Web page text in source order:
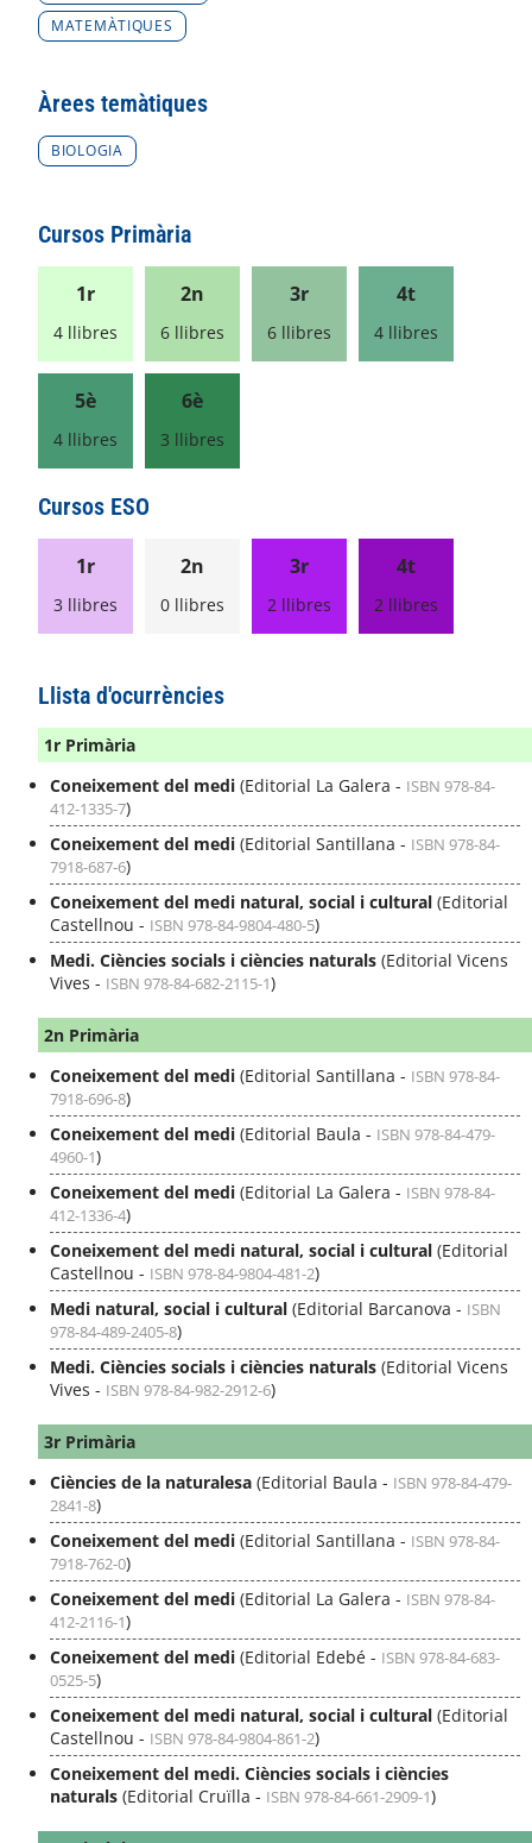
MATEMÀTIQUES
Àrees temàtiques
BIOLOGIA
Cursos Primària
1r
4 llibres
2n
6 llibres
3r
6 llibres
4t
4 llibres
5è
4 llibres
6è
3 llibres
Cursos ESO
1r
3 llibres
2n
0 llibres
3r
2 llibres
4t
2 llibres
Llista d'ocurrències
1r Primària
Coneixement del medi (Editorial La Galera - ISBN 978-84-
412-1335-7)
Coneixement del medi (Editorial Santillana - ISBN 978-84-
7918-687-6)
Coneixement del medi natural, social i cultural (Editorial
Castellnou - ISBN 978-84-9804-480-5)
Medi. Ciències socials i ciències naturals (Editorial Vicens
Vives - ISBN 978-84-682-2115-1)
2n Primària
Coneixement del medi (Editorial Santillana - ISBN 978-84-
7918-696-8)
Coneixement del medi (Editorial Baula - ISBN 978-84-479-
4960-1)
Coneixement del medi (Editorial La Galera - ISBN 978-84-
412-1336-4)
Coneixement del medi natural, social i cultural (Editorial
Castellnou - ISBN 978-84-9804-481-2)
Medi natural, social i cultural (Editorial Barcanova - ISBN
978-84-489-2405-8)
Medi. Ciències socials i ciències naturals (Editorial Vicens
Vives - ISBN 978-84-982-2912-6)
3r Primària
Ciències de la naturalesa (Editorial Baula - ISBN 978-84-479-
2841-8)
Coneixement del medi (Editorial Santillana - ISBN 978-84-
7918-762-0)
Coneixement del medi (Editorial La Galera - ISBN 978-84-
412-2116-1)
Coneixement del medi (Editorial Edebé - ISBN 978-84-683-
0525-5)
Coneixement del medi natural, social i cultural (Editorial
Castellnou - ISBN 978-84-9804-861-2)
Coneixement del medi. Ciències socials i ciències
naturals (Editorial Cruïlla - ISBN 978-84-661-2909-1)